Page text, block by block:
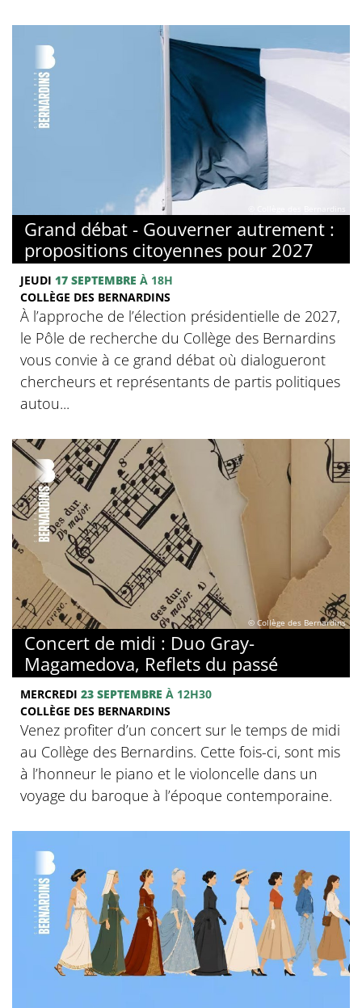
Grand débat - Gouverner autrement :
propositions citoyennes pour 2027
JEUDI 17 SEPTEMBRE À 18H
COLLÈGE DES BERNARDINS
À l’approche de l’élection présidentielle de 2027,
le Pôle de recherche du Collège des Bernardins
vous convie à ce grand débat où dialogueront
chercheurs et représentants de partis politiques
autou...
© Collège des Bernardins
Concert de midi : Duo Gray-
Magamedova, Reflets du passé
MERCREDI 23 SEPTEMBRE À 12H30
COLLÈGE DES BERNARDINS
Venez profiter d’un concert sur le temps de midi
au Collège des Bernardins. Cette fois-ci, sont mis
à l’honneur le piano et le violoncelle dans un
voyage du baroque à l’époque contemporaine.